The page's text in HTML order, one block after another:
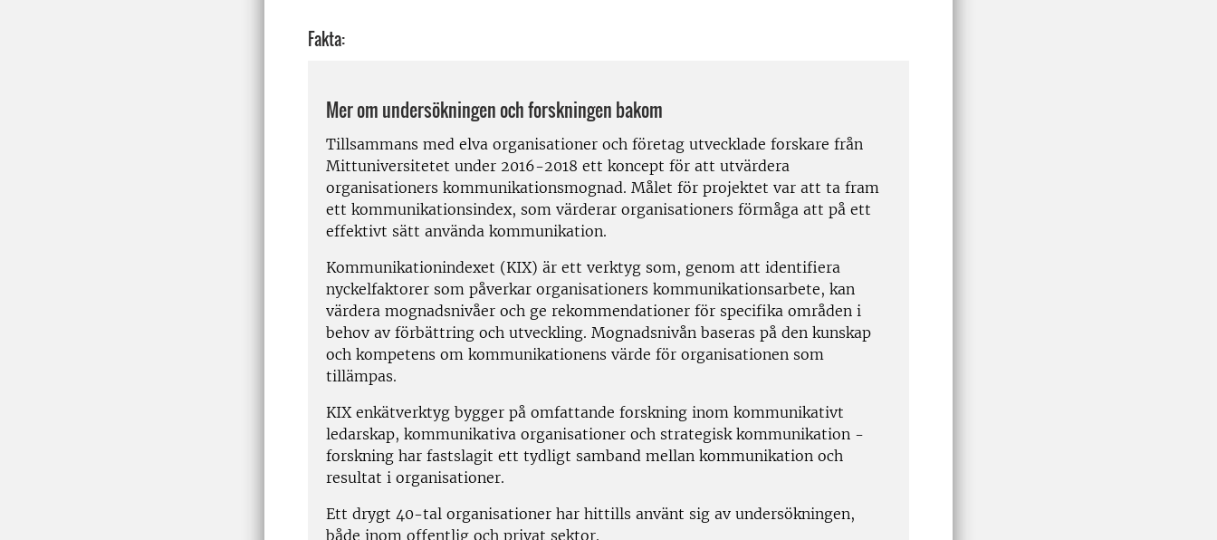
Fakta:
Mer om undersökningen och forskningen bakom
Tillsammans med elva organisationer och företag utvecklade forskare från
Mittuniversitetet under 2016-2018 ett koncept för att utvärdera
organisationers kommunikations­mognad. Målet för projektet var att ta fram
ett kommunikationsindex, som värderar organisationers förmåga att på ett
effektivt sätt använda kommunikation.
Kommunikationindexet (KIX) är ett verktyg som, genom att identifiera
nyckelfaktorer som påverkar organisationers kommunikationsarbete, kan
värdera mognadsnivåer och ge rekommendationer för specifika områden i
behov av förbättring och utveckling. Mognadsnivån baseras på den kunskap
och kompetens om kommunikationens värde för organisationen som
tillämpas.
KIX enkätverktyg bygger på omfattande forskning inom kommunikativt
ledarskap, kommunikativa organisationer och strategisk kommunikation -
forskning har fastslagit ett tydligt samband mellan kommunikation och
resultat i organisationer.
Ett drygt 40-tal organisationer har hittills använt sig av undersökningen,
både inom offentlig och privat sektor.